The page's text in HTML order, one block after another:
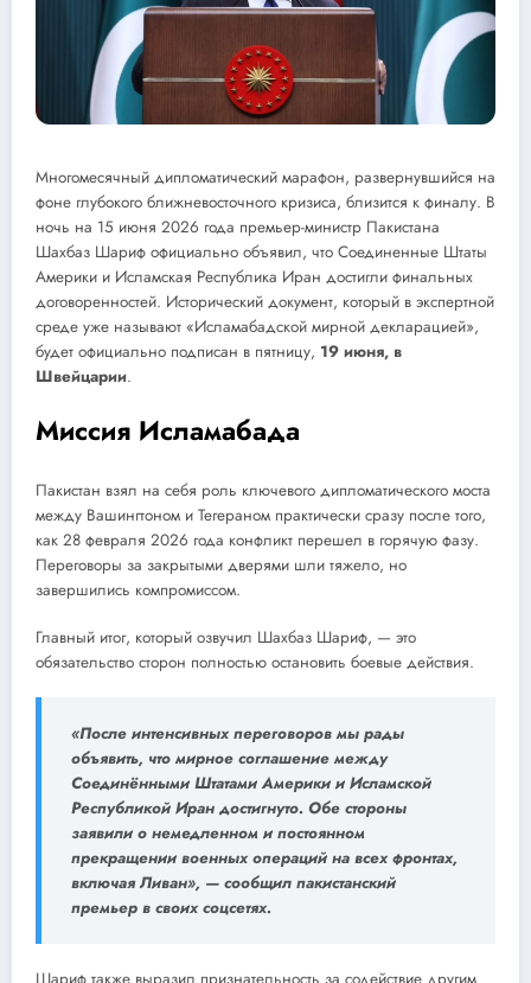
Многомесячный дипломатический марафон, развернувшийся на
фоне глубокого ближневосточного кризиса, близится к финалу. В
ночь на 15 июня 2026 года премьер-министр Пакистана
Шахбаз Шариф официально объявил, что Соединенные Штаты
Америки и Исламская Республика Иран достигли финальных
договоренностей. Исторический документ, который в экспертной
среде уже называют «Исламабадской мирной декларацией»,
будет официально подписан в пятницу, 19 июня, в
Швейцарии.
Миссия Исламабада
Пакистан взял на себя роль ключевого дипломатического моста
между Вашингтоном и Тегераном практически сразу после того,
как 28 февраля 2026 года конфликт перешел в горячую фазу.
Переговоры за закрытыми дверями шли тяжело, но
завершились компромиссом.
Главный итог, который озвучил Шахбаз Шариф, — это
обязательство сторон полностью остановить боевые действия.
«После интенсивных переговоров мы рады
объявить, что мирное соглашение между
Соединёнными Штатами Америки и Исламской
Республикой Иран достигнуто. Обе стороны
заявили о немедленном и постоянном
прекращении военных операций на всех фронтах,
включая Ливан», — сообщил пакистанский
премьер в своих соцсетях.